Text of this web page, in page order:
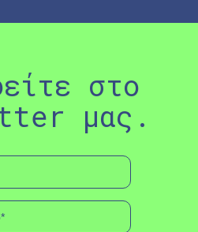
στο
μας.